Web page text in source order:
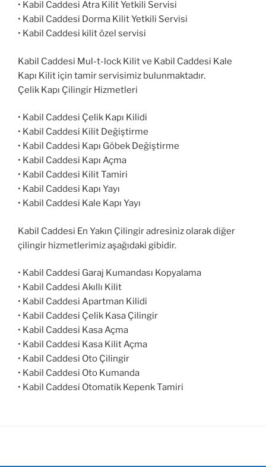
• Kabil Caddesi Atra Kilit Yetkili Servisi
• Kabil Caddesi Dorma Kilit Yetkili Servisi
• Kabil Caddesi kilit özel servisi
Kabil Caddesi Mul-t-lock Kilit ve Kabil Caddesi Kale
Kapı Kilit için tamir servisimiz bulunmaktadır.
Çelik Kapı Çilingir Hizmetleri
• Kabil Caddesi Çelik Kapı Kilidi
• Kabil Caddesi Kilit Değiştirme
• Kabil Caddesi Kapı Göbek Değiştirme
• Kabil Caddesi Kapı Açma
• Kabil Caddesi Kilit Tamiri
• Kabil Caddesi Kapı Yayı
• Kabil Caddesi Kale Kapı Yayı
Kabil Caddesi En Yakın Çilingir adresiniz olarak diğer
çilingir hizmetlerimiz aşağıdaki gibidir.
• Kabil Caddesi Garaj Kumandası Kopyalama
• Kabil Caddesi Akıllı Kilit
• Kabil Caddesi Apartman Kilidi
• Kabil Caddesi Çelik Kasa Çilingir
• Kabil Caddesi Kasa Açma
• Kabil Caddesi Kasa Kilit Açma
• Kabil Caddesi Oto Çilingir
• Kabil Caddesi Oto Kumanda
• Kabil Caddesi Otomatik Kepenk Tamiri